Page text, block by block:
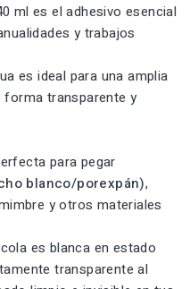
ml es el adhesivo esencial
y trabajos
es ideal para una amplia
forma transparente y
para pegar
blanco/porexpán),
y otros materiales
es blanca en estado
transparente al